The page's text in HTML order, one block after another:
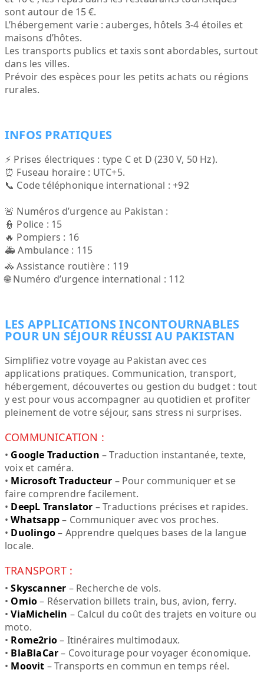
sont autour de 15 €.
L’hébergement varie : auberges, hôtels 3‑4 étoiles et
maisons d’hôtes.
Les transports publics et taxis sont abordables, surtout
dans les villes.
Prévoir des espèces pour les petits achats ou régions
rurales.
INFOS PRATIQUES
⚡ Prises électriques : type C et D (230 V, 50 Hz).
⏰ Fuseau horaire : UTC+5.
📞 Code téléphonique international : +92
🚨 Numéros d’urgence au Pakistan :
👮 Police : 15
🔥 Pompiers : 16
🚑 Ambulance : 115
🚓 Assistance routière : 119
🌐 Numéro d’urgence international : 112
LES APPLICATIONS INCONTOURNABLES
POUR UN SÉJOUR RÉUSSI AU PAKISTAN
Simplifiez votre voyage au Pakistan avec ces
applications pratiques. Communication, transport,
hébergement, découvertes ou gestion du budget : tout
y est pour vous accompagner au quotidien et profiter
pleinement de votre séjour, sans stress ni surprises.
COMMUNICATION :
• Google Traduction – Traduction instantanée, texte,
voix et caméra.
• Microsoft Traducteur – Pour communiquer et se
faire comprendre facilement.
• DeepL Translator – Traductions précises et rapides.
•Whatsapp– Communiquer avec vos proches.
• Duolingo– Apprendre quelques bases de la langue
locale.
TRANSPORT :
•Skyscanner – Recherche de vols.
• Omio– Réservation billets train, bus, avion, ferry.
•ViaMichelin – Calcul du coût des trajets en voiture ou
moto.
• Rome2rio– Itinéraires multimodaux.
• BlaBlaCar– Covoiturage pour voyager économique.
• Moovit – Transports en commun en temps réel.